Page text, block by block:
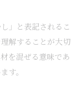
」と表記されるこ
解することが大切
を混ぜる意味であ
す。